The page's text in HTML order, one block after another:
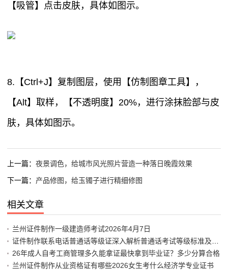
【吸管】点击皮肤，具体如图示。
8.【Ctrl+J】复制图层，使用【仿制图章工具】，
【Alt】取样，【不透明度】20%，进行涂抹脸部与皮
肤，具体如图示。
上一篇： 夜景调色，给城市风光照片营造一种落日晚霞效果
下一篇： 产品修图，给玉镯子进行精细修图
相关文章
兰州证件制作一级建造师考试2026年4月7日
26年成人自考工商管理多久能拿证最快拿到毕业证？多少分算合格
兰州证件制作从业资格证有哪些2026女生考什么经济学专业证书